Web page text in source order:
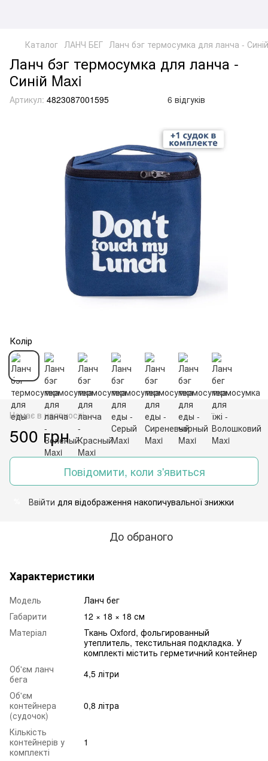
Каталог ЛАНЧ БЕГ Ланч бэг термосумка для ланча -
Ланч бэг термосумка для ланча -
Синій Maxi
Артикул: 4823087001595 6 відгуків
Колір
Немає в наявності
500 грн
Повідомити, коли з'явиться
Ввійти для відображення накопичувальної знижки
До обраного
Характеристики
Модель
Ланч бег
Габарити
12 × 18 × 18 см
Матеріал
Ткань Oxford, фольгированный
утеплитель, текстильная подкладка. У
комплекті містить герметичний контейнер
Об'єм ланч
бега
4,5 літри
Об'єм
контейнера
(судочок)
0,8 літра
Кількість
контейнерів у
комплекті
1